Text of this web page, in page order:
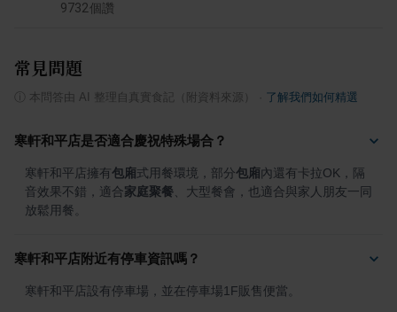
9732個讚
常見問題
本問答由 AI 整理自真實食記（附資料來源） 了解我們如何精選
寒軒和平店是否適合慶祝特殊場合？
寒軒和平店擁有包廂式用餐環境，部分包廂內還有卡拉OK，隔
音效果不錯，適合家庭聚餐 、大型餐會，也適合與家人朋友一同
放鬆用餐。
寒軒和平店附近有停車資訊嗎？
寒軒和平店設有停車場，並在停車場1F販售便當。